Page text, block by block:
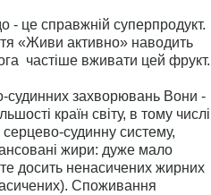
- це справжній суперпродукт.
«Живи активно» наводить
частіше вживати цей фрукт.
судинних захворювань Вони -
країн світу, в тому числі
судинну систему,
жири: дуже мало
досить ненасичених жирних
Споживання